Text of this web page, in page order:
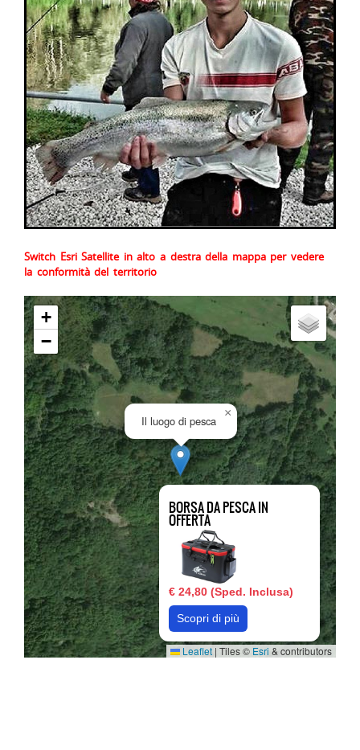
Switch Esri Satellite in alto a destra della mappa per vedere
la conformità del territorio
BORSA DA PESCA IN
OFFERTA
€ 24,80 (Sped. Inclusa)
Scopri di più
Il luogo di pesca
×
+
−
Leaflet | Tiles © Esri & contributors